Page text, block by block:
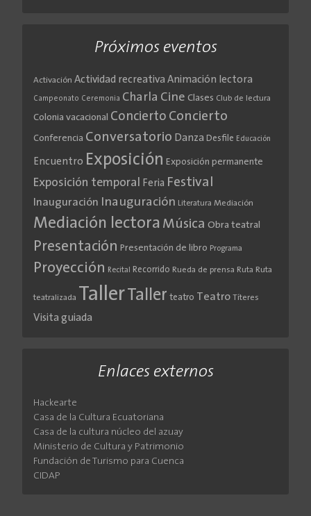
Próximos eventos
Activación Actividad recreativa Animación lectora
Campeonato Ceremonia Charla Cine Clases Club de lectura
Colonia vacacional Concierto Concierto
Conferencia Conversatorio Danza Desfile Educación
Encuentro Exposición Exposición permanente
Exposición temporal Feria Festival
Inauguración Inauguración Literatura Mediación
Mediación lectora Música Obra teatral
Presentación Presentación de libro Programa
Proyección Recital Recorrido Rueda de prensa Ruta Ruta
teatralizada Taller Taller teatro Teatro Títeres
Visita guiada
Enlaces externos
Hackearte
Casa de la Cultura Ecuatoriana
Casa de la cultura núcleo del azuay
Ministerio de Cultura y Patrimonio
Fundación de Turismo para Cuenca
CIDAP